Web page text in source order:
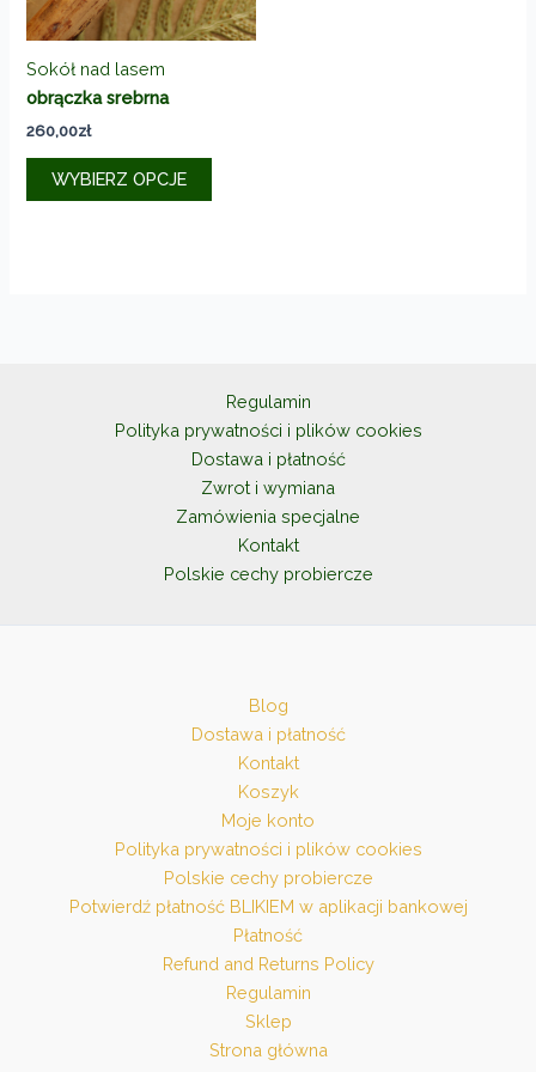
produktu
Sokół nad lasem
obrączka srebrna
260,00zł
WYBIERZ OPCJE
Ten
na
stronie
produktu
Regulamin
Polityka prywatności i plików cookies
Dostawa i płatność
Zwrot i wymiana
Zamówienia specjalne
Kontakt
Polskie cechy probiercze
Blog
Dostawa i płatność
Kontakt
Koszyk
Moje konto
Polityka prywatności i plików cookies
Polskie cechy probiercze
Potwierdź płatność BLIKIEM w aplikacji bankowej
Płatność
Refund and Returns Policy
Regulamin
Sklep
Strona główna